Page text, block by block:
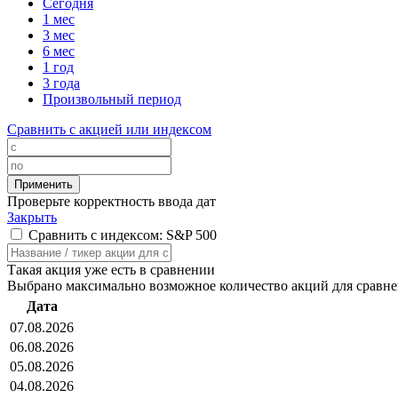
Сегодня
1 мес
3 мес
6 мес
1 год
3 года
Произвольный период
Сравнить с акцией или индексом
Проверьте корректность ввода дат
Закрыть
Сравнить с индексом: S&P 500
Такая акция уже есть в сравнении
Выбрано максимально возможное количество акций для
Дата
07.08.2026
06.08.2026
05.08.2026
04.08.2026